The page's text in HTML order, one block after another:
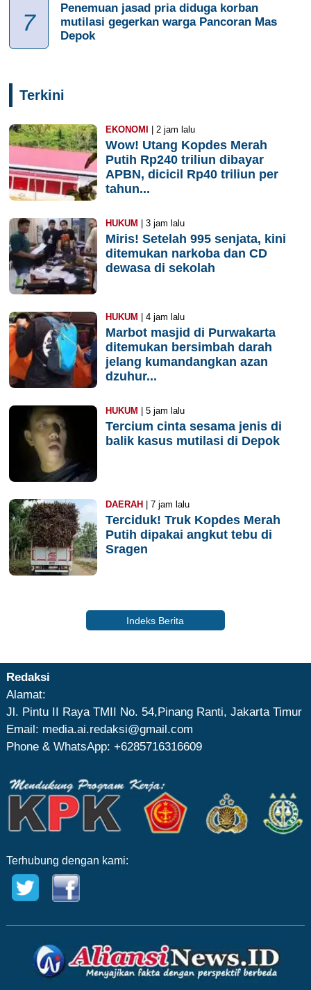
7
Penemuan jasad pria diduga korban
mutilasi gegerkan warga Pancoran Mas
Depok
Terkini
EKONOMI | 2 jam lalu
Wow! Utang Kopdes Merah
Putih Rp240 triliun dibayar
APBN, dicicil Rp40 triliun per
tahun...
HUKUM | 3 jam lalu
Miris! Setelah 995 senjata, kini
ditemukan narkoba dan CD
dewasa di sekolah
HUKUM | 4 jam lalu
Marbot masjid di Purwakarta
ditemukan bersimbah darah
jelang kumandangkan azan
dzuhur...
HUKUM | 5 jam lalu
Tercium cinta sesama jenis di
balik kasus mutilasi di Depok
DAERAH | 7 jam lalu
Terciduk! Truk Kopdes Merah
Putih dipakai angkut tebu di
Sragen
Indeks Berita
Redaksi
Alamat:
Jl. Pintu II Raya TMII No. 54,Pinang Ranti, Jakarta Timur
Email: media.ai.redaksi@gmail.com
Phone & WhatsApp: +6285716316609
Terhubung dengan kami: